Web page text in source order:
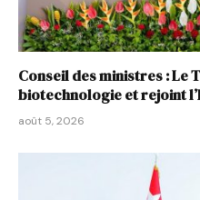
Conseil des ministres : Le
biotechnologie et rejoint
août 5, 2026